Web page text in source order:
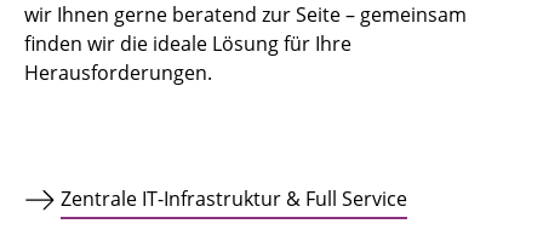
wir Ihnen gerne beratend zur Seite – gemeinsam
finden wir die ideale Lösung für Ihre
Herausforderungen.​
Zentrale IT-Infrastruktur & Full Service